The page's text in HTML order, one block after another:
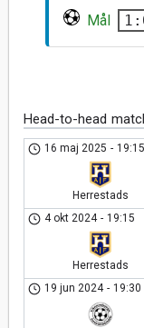
Mål
Head-to-head
16 maj 2025 - 19:15
Herrestads
4 okt 2024 - 19:15
Herrestads
19 jun 2024 - 19:30